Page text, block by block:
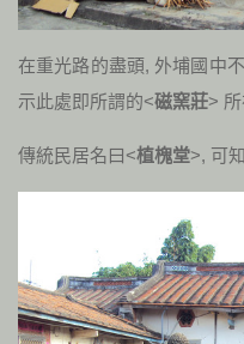
在重光路的盡頭, 外埔國中
示此處即所謂的<磁窯莊>
傳統民居名曰<植槐堂>, 可